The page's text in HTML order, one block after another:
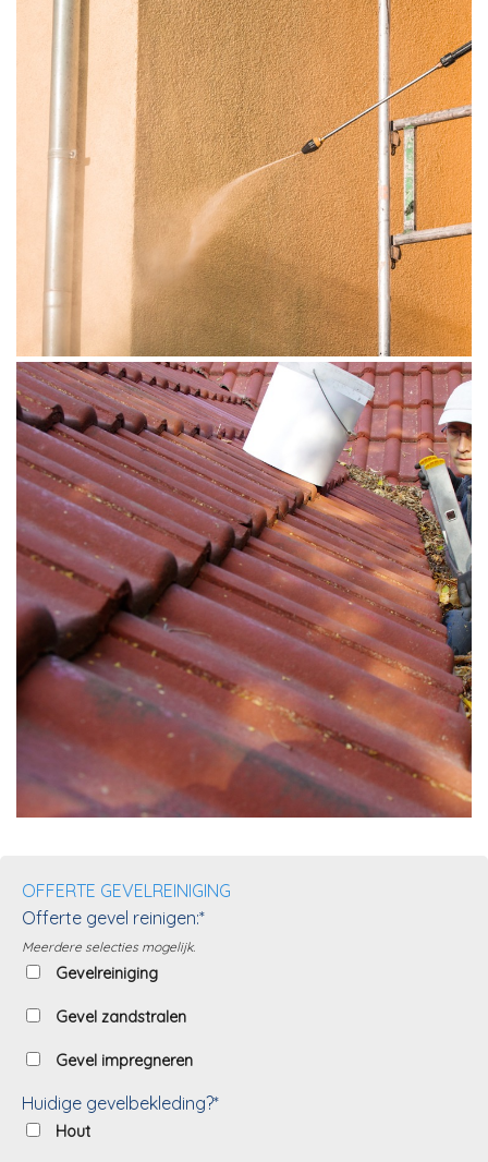
OFFERTE GEVELREINIGING
Offerte gevel reinigen:*
Meerdere selecties mogelijk.
Gevelreiniging
Gevel zandstralen
Gevel impregneren
Huidige gevelbekleding?*
Hout